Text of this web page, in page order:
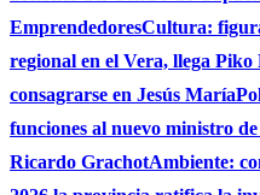
EmprendedoresCultura:
regional en el Vera, llega
consagrarse en Jesús María
funciones al nuevo ministro
Ricardo GrachotAmbiente: